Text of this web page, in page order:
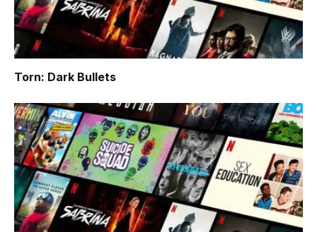
Torn: Dark Bullets